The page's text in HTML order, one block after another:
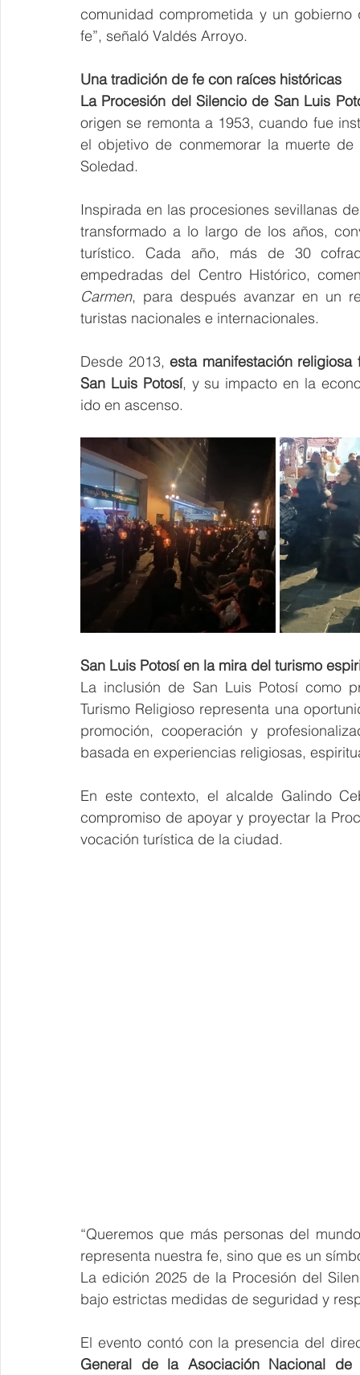
comunidad comprometida y un
fe”, señaló Valdés Arroyo.
Una tradición de fe con raíces históricas
La Procesión del Silencio de San Luis
origen se remonta a 1953, cuando fue
el objetivo de conmemorar la muerte
Soledad.
Inspirada en las procesiones sevillanas
transformado a lo largo de los años,
turístico. Cada año, más de 30
empedradas del Centro Histórico,
Carmen, para después avanzar en un
turistas nacionales e internacionales.
Desde 2013, esta manifestación religiosa
San Luis Potosí, y su impacto en la
ido en ascenso.
San Luis Potosí en la mira del turismo
La inclusión de San Luis Potosí como
Turismo Religioso representa una
promoción, cooperación y
basada en experiencias religiosas,
En este contexto, el alcalde Galindo
compromiso de apoyar y proyectar la
vocación turística de la ciudad.
“Queremos que más personas del
representa nuestra fe, sino que es un
La edición 2025 de la Procesión del
bajo estrictas medidas de seguridad y
El evento contó con la presencia del
General de la Asociación Nacional de